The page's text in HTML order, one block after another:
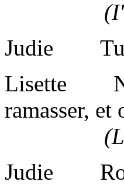
(I'
Judie Tu
Lisette
ramasser, et
Judie